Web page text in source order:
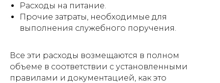
Расходы на питание.
Прочие затраты, необходимые для
выполнения служебного поручения.
Все эти расходы возмещаются в полном
объеме в соответствии с установленными
правилами и документацией, как это